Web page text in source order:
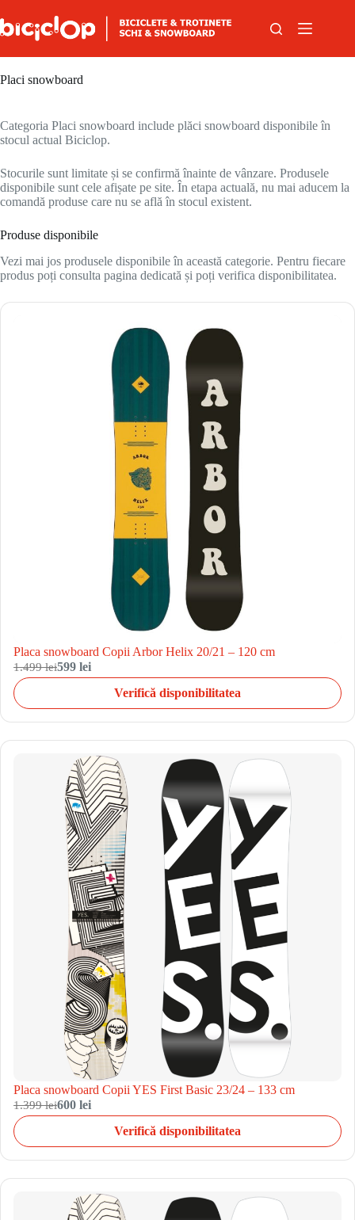
Placi snowboard
Categoria Placi snowboard include plăci snowboard disponibile în
stocul actual Biciclop.
Stocurile sunt limitate și se confirmă înainte de vânzare. Produsele
disponibile sunt cele afișate pe site. În etapa actuală, nu mai aducem la
comandă produse care nu se află în stocul existent.
Produse disponibile
Vezi mai jos produsele disponibile în această categorie. Pentru fiecare
produs poți consulta pagina dedicată și poți verifica disponibilitatea.
Placa snowboard Copii Arbor Helix 20/21 – 120 cm
1.499 lei599 lei
Verifică disponibilitatea
Placa snowboard Copii YES First Basic 23/24 – 133 cm
1.399 lei600 lei
Verifică disponibilitatea